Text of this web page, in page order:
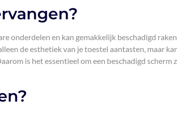
onderdelen en kan gemakkelijk beschadigd
de esthetiek van je toestel aantasten, maar
is het essentieel om een beschadigd scherm